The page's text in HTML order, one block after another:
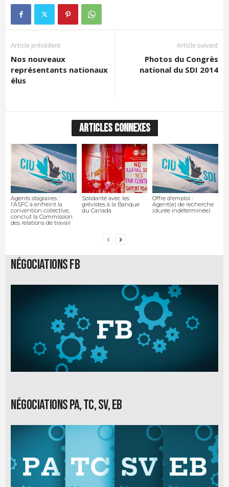
Article précédent
Nos nouveaux
représentants nationaux
élus
Article suivant
Photos du Congrès
national du SDI 2014
ARTICLES CONNEXES
Agents stagiaires :
l’ASFC a enfreint la
convention collective,
conclut la Commission
des relations de travail
Solidarité avec les
grévistes à la Banque
du Canada
Offre d’emploi :
Agent(e) de recherche
(durée indéterminée)
Négociations FB
Négociations PA, TC, SV, EB